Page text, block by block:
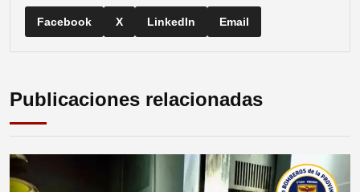
Facebook X LinkedIn Email
Publicaciones relacionadas